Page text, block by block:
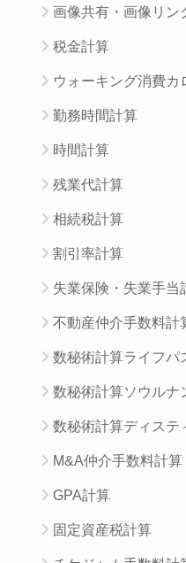
画像共有・画像リン
税金計算
ウォーキング消費カ
勤務時間計算
時間計算
残業代計算
相続税計算
割引率計算
失業保険・失業手当
不動産仲介手数料計
数秘術計算ライフパ
数秘術計算ソウルナ
数秘術計算ディステ
M&A仲介手数料計算
GPA計算
固定資産税計算